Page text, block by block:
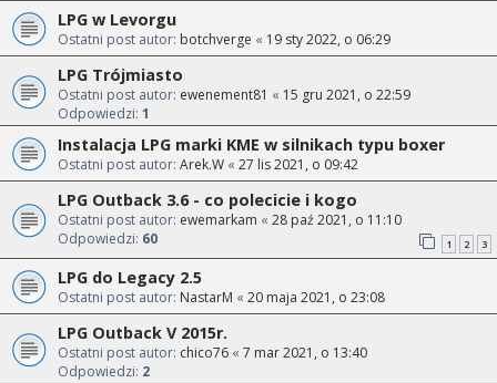
LPG w Levorgu
Ostatni post autor: botchverge « 19 sty 2022, o 06:29
LPG Trójmiasto
Ostatni post autor: ewenement81 « 15 gru 2021, o 22:59
Odpowiedzi: 1
Instalacja LPG marki KME w silnikach typu boxer
Ostatni post autor: Arek.W « 27 lis 2021, o 09:42
LPG Outback 3.6 - co polecicie i kogo
Ostatni post autor: ewemarkam « 28 paź 2021, o 11:10
Odpowiedzi: 60 1 2 3
LPG do Legacy 2.5
Ostatni post autor: NastarM « 20 maja 2021, o 23:08
LPG Outback V 2015r.
Ostatni post autor: chico76 « 7 mar 2021, o 13:40
Odpowiedzi: 2